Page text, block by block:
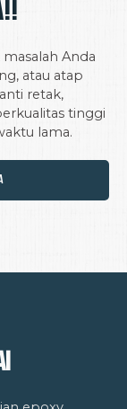
Anda
atau atap
retak,
tinggi
lama.